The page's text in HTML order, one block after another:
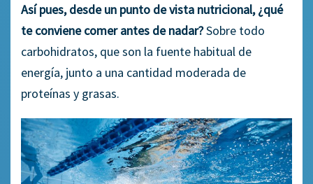
Así pues, desde un punto de vista nutricional, ¿qué
te conviene comer antes de nadar?Sobre todo
carbohidratos, que son la fuente habitual de
energía, junto a una cantidad moderada de
proteínas y grasas.